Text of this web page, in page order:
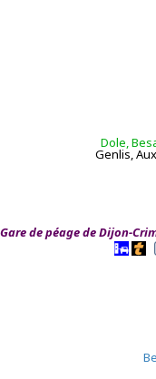
Dole,
Genlis,
Gare de péage de Dijon-